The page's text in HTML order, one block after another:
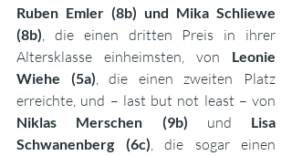
Ruben Emler (8b) und Mika Schliewe
(8b), die einen dritten Preis in ihrer
Altersklasse einheimsten, von Leonie
Wiehe (5a), die einen zweiten Platz
Niklas Merschen (9b) und Lisa
Schwanenberg (6c), die sogar einen